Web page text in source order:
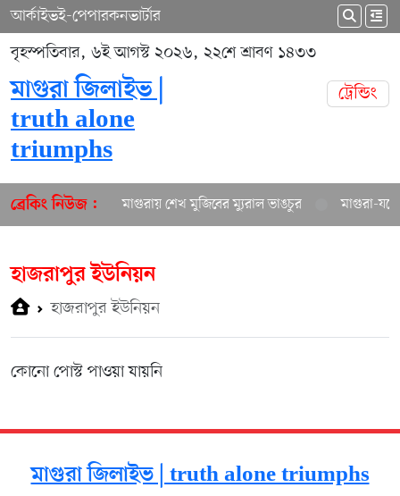
আর্কাইভই-পেপারকনভার্টার
বৃহস্পতিবার, ৬ই আগস্ট ২০২৬, ২২শে শ্রাবণ ১৪৩৩
মাগুরা জিলাইভ |
truth alone
triumphs
ট্রেন্ডিং
ব্রেকিং নিউজ : মাগুরায় শেখ মুজিবের ম্যুরাল ভাঙচুর মাগুরা-
হাজরাপুর ইউনিয়ন
হাজরাপুর ইউনিয়ন
কোনো পোস্ট পাওয়া যায়নি
মাগুরা জিলাইভ | truth alone triumphs